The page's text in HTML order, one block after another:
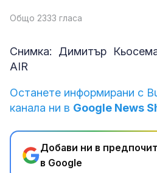
Общо 2333 гласа
Снимка: Димитър
AIR
Останете информирани с
канала ни в Google News
Добави ни в
в Google